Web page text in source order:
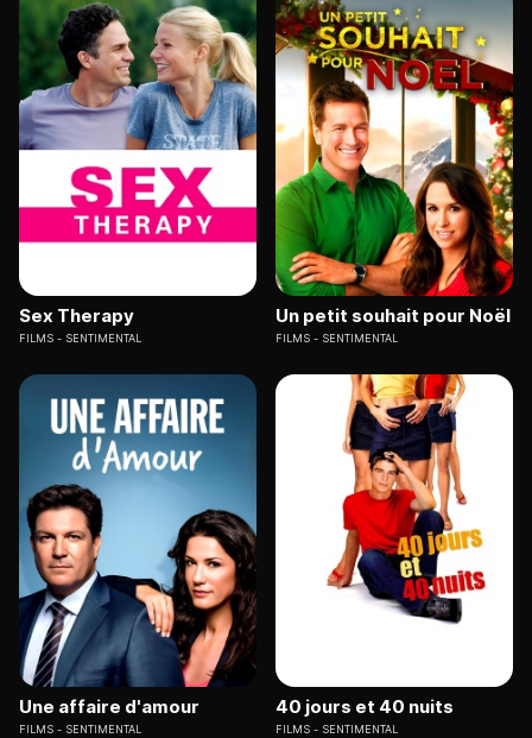
Sex Therapy
FILMS SENTIMENTAL
Un petit souhait pour Noël
FILMS SENTIMENTAL
Une affaire d'amour
FILMS SENTIMENTAL
40 jours et 40 nuits
FILMS SENTIMENTAL